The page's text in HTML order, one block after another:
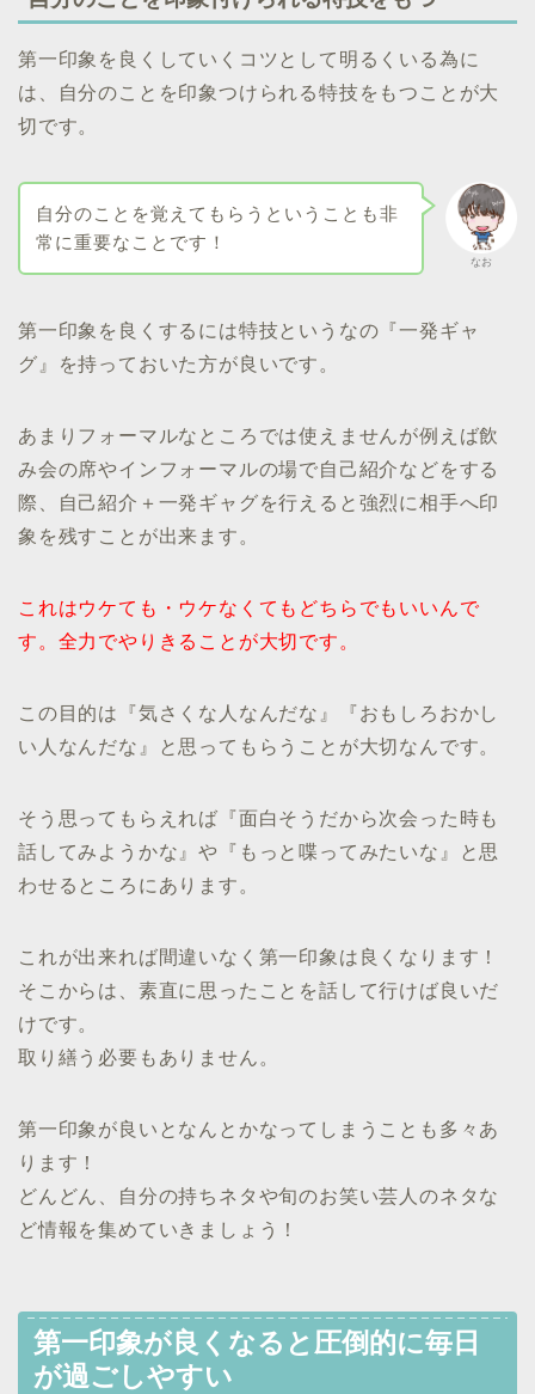
第一印象を良くしていくコツとして明るくいる為に
は、自分のことを印象つけられる特技をもつことが大
切です。
なお
自分のことを覚えてもらうということも非
常に重要なことです！
第一印象を良くするには特技というなの『一発ギャ
グ』を持っておいた方が良いです。
あまりフォーマルなところでは使えませんが例えば飲
み会の席やインフォーマルの場で自己紹介などをする
際、自己紹介＋一発ギャグを行えると強烈に相手へ印
象を残すことが出来ます。
これはウケても・ウケなくてもどちらでもいいんで
す。全力でやりきることが大切です。
この目的は『気さくな人なんだな』『おもしろおかし
い人なんだな』と思ってもらうことが大切なんです。
そう思ってもらえれば『面白そうだから次会った時も
話してみようかな』や『もっと喋ってみたいな』と思
わせるところにあります。
これが出来れば間違いなく第一印象は良くなります！
そこからは、素直に思ったことを話して行けば良いだ
けです。
取り繕う必要もありません。
第一印象が良いとなんとかなってしまうことも多々あ
ります！
どんどん、自分の持ちネタや旬のお笑い芸人のネタな
ど情報を集めていきましょう！
第一印象が良くなると圧倒的に毎日
が過ごしやすい